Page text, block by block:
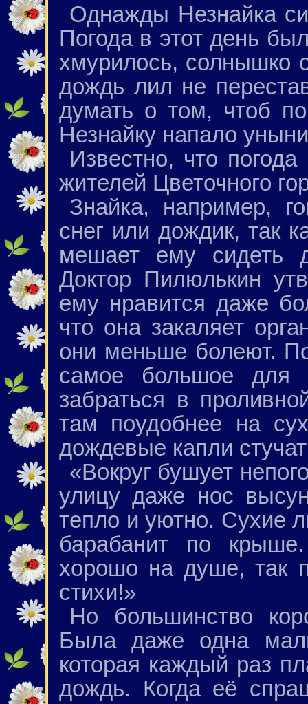
Однажды Незнайка
Погода в этот день
хмурилось, солнышко
дождь лил не
думать о том, чтоб
Незнайку напало
Известно, что
жителей Цветочного
Знайка, например,
снег или дождик, так
мешает ему сидеть
Доктор Пилюлькин
ему нравится даже
что она закаляет
они меньше болеют.
самое большое для
забраться в
там поудобнее на
дождевые капли
«Вокруг бушует
улицу даже нос
тепло и уютно. Сухие
барабанит по
хорошо на душе, так
стихи!»
Но большинство
Была даже одна
которая каждый раз
дождь. Когда её